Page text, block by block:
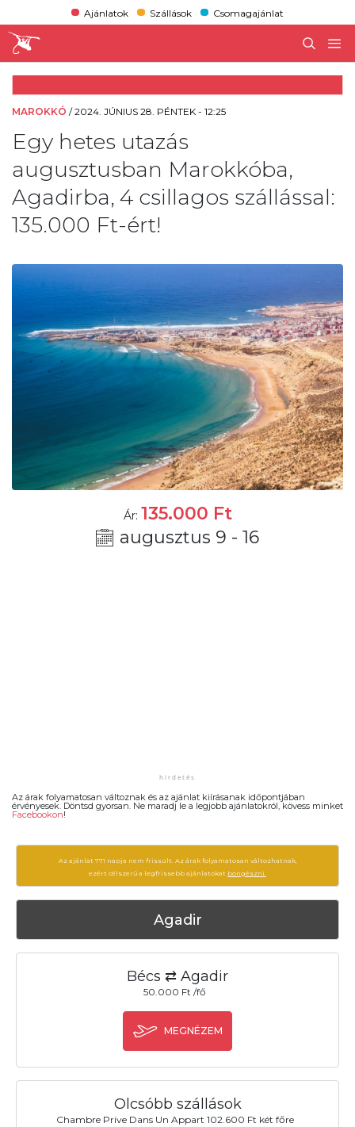
Ajánlatok Szállások Csomagajánlat
MAROKKÓ /2024. JÚNIUS 28. PÉNTEK - 12:25
Egy hetes utazás
augusztusban Marokkóba,
Agadirba, 4 csillagos szállással:
135.000 Ft-ért!
Ár: 135.000 Ft
augusztus 9 - 16
Az árak folyamatosan változnak és az ajánlat kiírásanak időpontjában
érvényesek. Döntsd gyorsan. Ne maradj le a legjobb ajánlatokról, kövess minket
Facebookon!
Az ajánlat 771 napja nem frissült. Az árak folyamatosan változhatnak,
ezért célszerű a legfrissebb ajánlatokat böngészni.
Agadir
Bécs ⇄ Agadir
50.000 Ft /fő
MEGNÉZEM
Olcsóbb szállások
Chambre Prive Dans Un Appart 102.600 Ft két főre